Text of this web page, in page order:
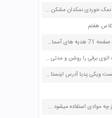
انشا گسترش ضرب المثل جایی که نمک خوردی نمکدان مشکن صفحه 122 نگارش دهم
اولین مردی که به پیامبر ایمان آورد صفحه 71 هدیه های آسمان چهارم
با همکاری معلم یا والدین خود یک اتوی برقی را روشن و مدتی صبر کنید تا سطح اتو کاملا داغ شود صفحه 89 علوم هفتم
بازیگر نقش مارال در سریال آنام کیست ویکی پدیا آدرس اینستاگرام
برای ساخت دستاک راکت تنیس از چه موادی استفاده میشود صفحه 32 علوم هفتم